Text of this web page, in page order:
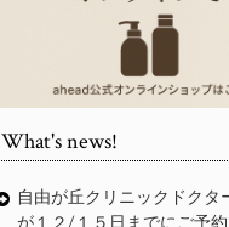
What's news!
自由が丘クリニックドクタ